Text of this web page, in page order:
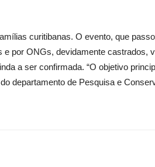
curitibanas. O evento, que
por ONGs, devidamente castrados,
a ser confirmada. “O objetivo
departamento de Pesquisa e